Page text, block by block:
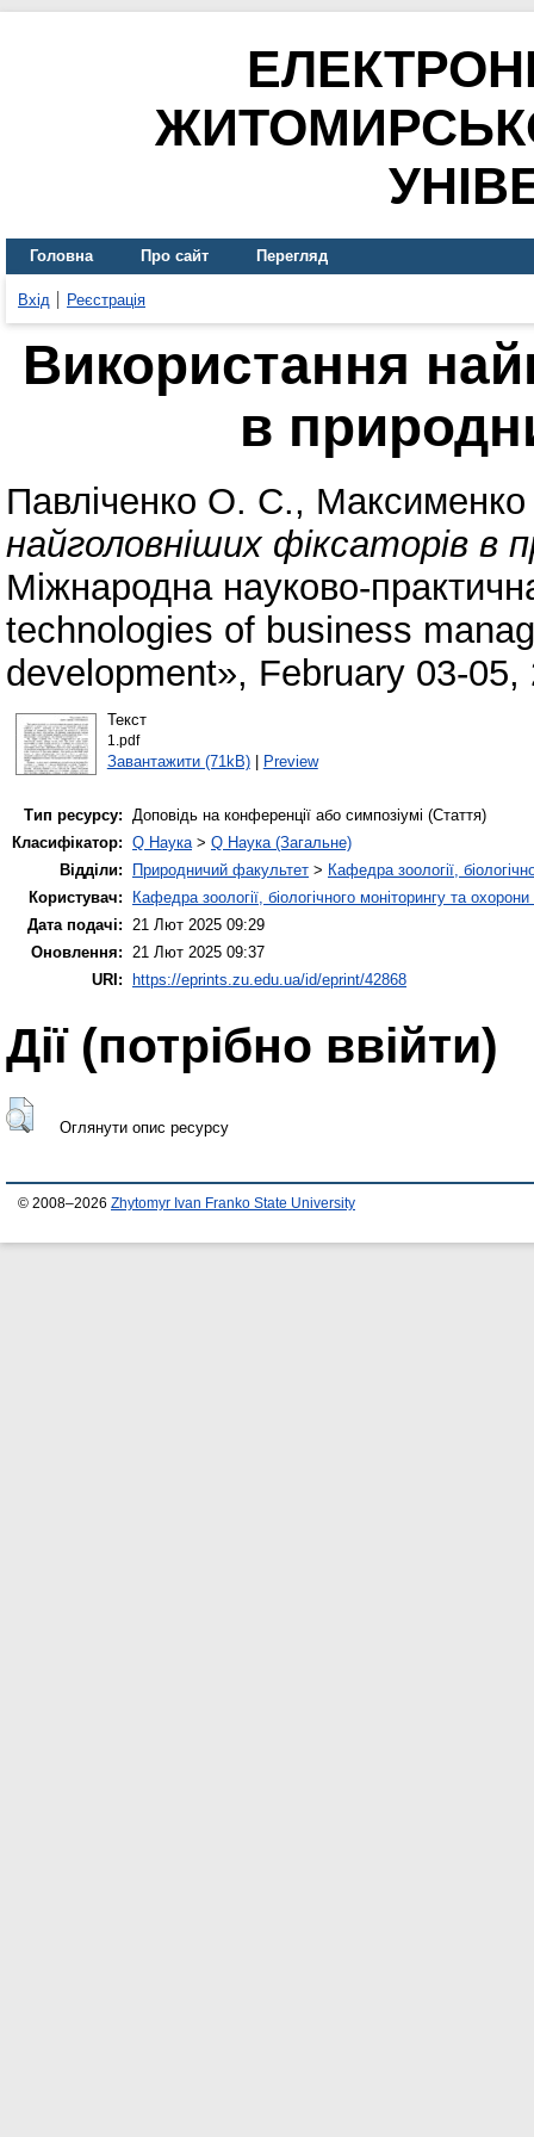
Головна Про сайт Перегляд
Вхід Реєстрація
Використання
в
Павліченко О. С.,
найголовніших фіксаторів в
Міжнародна науково-
technologies of business
development», February 03-
Текст
1.pdf
Завантажити (71kB)| Preview
Тип ресурсу: Доповідь на конференції або симпозіумі (Стаття)
Класифікатор: Q Наука> Q Наука (Загальне)
Відділи:
Природничий факультет > Кафедра зоології,
Користувач:
Кафедра зоології, біологічного моніторингу та
Дата подачі: 21 Лют 2025 09:29
Оновлення: 21 Лют 2025 09:37
URI:
https://eprints.zu.edu.ua/id/eprint/42868
Дії ​​(потрібно ввійти)
Оглянути опис ресурсу
© 2008–2026 Zhytomyr Ivan Franko State University